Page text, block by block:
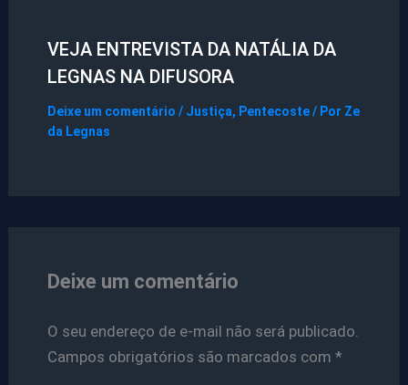
VEJA ENTREVISTA DA NATÁLIA DA
LEGNAS NA DIFUSORA
Deixe um comentário / Justiça, Pentecoste/ Por Ze
da Legnas
Deixe um comentário
O seu endereço de e-mail não será publicado.
Campos obrigatórios são marcados com *